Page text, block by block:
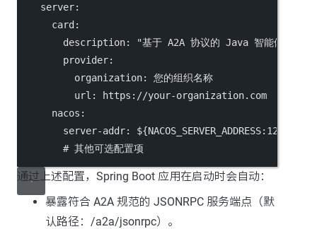
server:
card:
description:
"基于 A2A 协议的 Java 智能体"
provider:
organization:
您的组织名称
url:
https://your-organization.com
nacos:
server-addr:
${NACOS_SERVER_ADDRESS: 127.0.0.1
# 其他可选配置项
通过上述配置，Spring Boot 应用在启动时会自动：
暴露符合 A2A 规范的 JSONRPC 服务端点（默
认路径：/a2a/jsonrpc）。